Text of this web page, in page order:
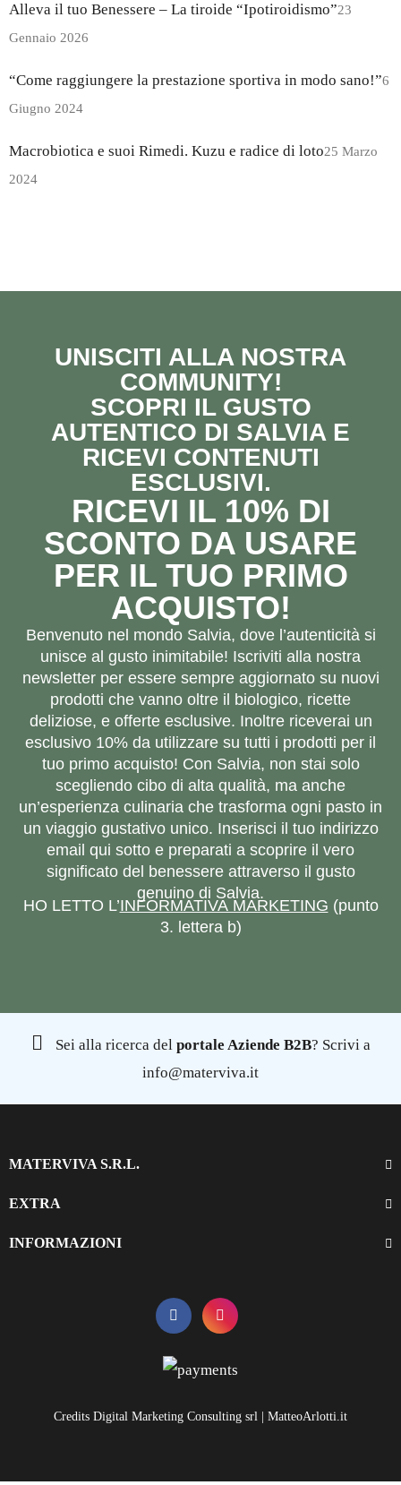
Alleva il tuo Benessere – La tiroide “Ipotiroidismo”23
Gennaio 2026
“Come raggiungere la prestazione sportiva in modo sano!”6
Giugno 2024
Macrobiotica e suoi Rimedi. Kuzu e radice di loto25 Marzo
2024
UNISCITI ALLA NOSTRA
COMMUNITY!
SCOPRI IL GUSTO
AUTENTICO DI SALVIA E
RICEVI CONTENUTI
ESCLUSIVI.
RICEVI IL 10% DI
SCONTO DA USARE
PER IL TUO PRIMO
ACQUISTO!
Benvenuto nel mondo Salvia, dove l’autenticità si
unisce al gusto inimitabile! Iscriviti alla nostra
newsletter per essere sempre aggiornato su nuovi
prodotti che vanno oltre il biologico, ricette
deliziose, e offerte esclusive. Inoltre riceverai un
esclusivo 10% da utilizzare su tutti i prodotti per il
tuo primo acquisto! Con Salvia, non stai solo
scegliendo cibo di alta qualità, ma anche
un’esperienza culinaria che trasforma ogni pasto in
un viaggio gustativo unico. Inserisci il tuo indirizzo
email qui sotto e preparati a scoprire il vero
significato del benessere attraverso il gusto
genuino di Salvia.
HO LETTO L’INFORMATIVA MARKETING (punto
3. lettera b)
Sei alla ricerca del portale Aziende B2B? Scrivi a
info@materviva.it
MATERVIVA S.R.L.
EXTRA
INFORMAZIONI
Credits Digital Marketing Consulting srl | MatteoArlotti.it